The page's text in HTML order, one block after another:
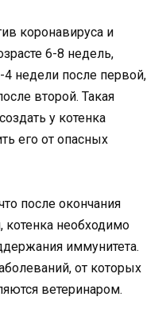
коронавируса и
6-8 недель,
4 недели после первой,
второй. Такая
у котенка
его от опасных
после окончания
котенка необходимо
иммунитета.
от которых
ветеринаром.